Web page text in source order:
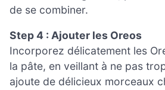
de se combiner.
Step 4 : Ajouter les Oreos
Incorporez délicatement les
la pâte, en veillant à ne pas
ajoute de délicieux morceaux